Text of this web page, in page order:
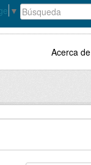
▼
Acerca de